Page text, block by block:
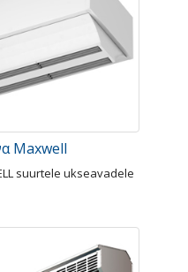
Maxwell
suurtele ukseavadele